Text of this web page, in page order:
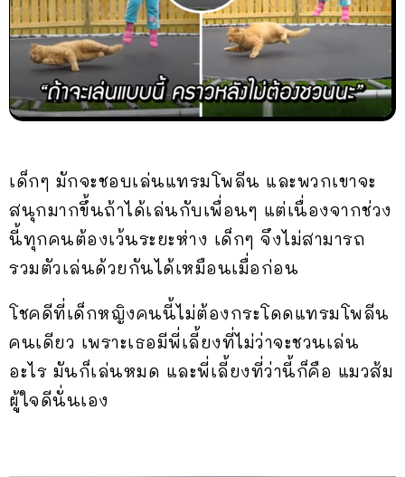
เด็กๆ มักจะชอบเล่นแทรมโพลีน และพวกเขาจะ
สนุกมากขึ้นถ้าได้เล่นกับเพื่อนๆ แต่เนื่องจากช่วง
นี้ทุกคนต้องเว้นระยะห่าง เด็กๆ จึงไม่สามารถ
รวมตัวเล่นด้วยกันได้เหมือนเมื่อก่อน
โชคดีที่เด็กหญิงคนนี้ไม่ต้องกระโดดแทรมโพลีน
คนเดียว เพราะเธอมีพี่เลี้ยงที่ไม่ว่าจะชวนเล่น
อะไร มันก็เล่นหมด และพี่เลี้ยงที่ว่านี้ก็คือ แมวส้ม
ผู้ใจดีนั่นเอง